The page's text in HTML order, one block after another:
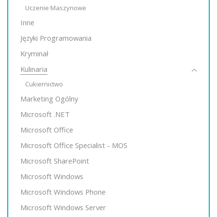
Uczenie Maszynowe
Inne
Języki Programowania
Kryminał
Kulinaria
Cukiernictwo
Marketing Ogólny
Microsoft .NET
Microsoft Office
Microsoft Office Specialist - MOS
Microsoft SharePoint
Microsoft Windows
Microsoft Windows Phone
Microsoft Windows Server